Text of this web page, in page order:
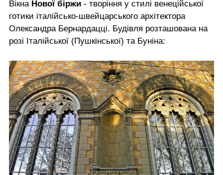
Вікна Нової біржи - творіння у стилі венеційської
готики італійсько-швейцарського архітектора
Олександра Бернардацці. Будівля розташована на
розі Італійської (Пушкінської) та Буніна: